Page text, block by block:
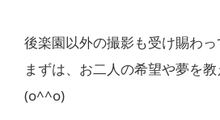
後楽園以外の撮影も受け賜わっ
まずは、お二人の希望や夢を
(o^^o)